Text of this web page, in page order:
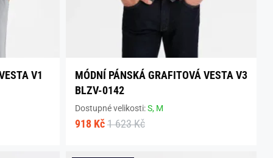
V1
MÓDNÍ PÁNSKÁ GRAFITOVÁ VESTA V3
BLZV-0142
Dostupné velikosti:S, M
918 Kč 1 623 Kč